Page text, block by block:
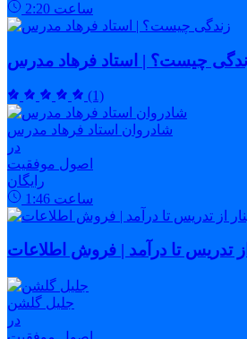
2:20 ساعت
چیست؟ | استاد فرهاد مدرس
(1)
شادروان استاد فرهاد مدرس
در
اصول موفقیت
رایگان
1:46 ساعت
از تدریس تا درآمد | فروش اطلاعات
جلیل گلشن
در